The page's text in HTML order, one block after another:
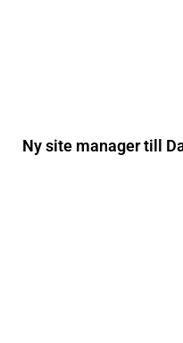
Ny site manager till